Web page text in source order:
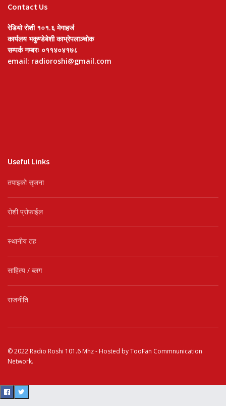
Contact Us
रेडियो रोशी १०१.६ मेगाहर्ज
कार्यलय भकुण्डेबेशी काभ्रेपलाञ्चोक
सम्पर्क नम्बरः ०११४०४१७८
email: radioroshi@gmail.com
Useful Links
तपाइको सृजना
रोशी प्रोफाईल
स्थानीय तह
साहित्य / ब्लग
राजनीति
© 2022 Radio Roshi 101.6 Mhz- Hosted byTooFan Commnunication
Network.